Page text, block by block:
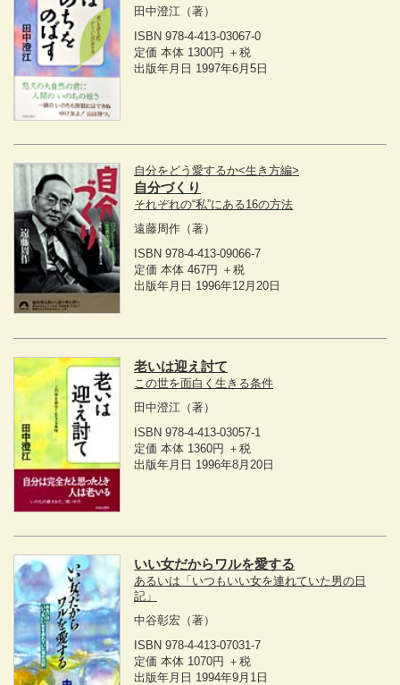
田中澄江 （著）
ISBN 978-4-413-03067-0
定価 本体 1300円 ＋税
出版年月日 1997年6月5日
自分をどう愛するか<生き方編>
自分づくり
それぞれの“私”にある16の方法
遠藤周作 （著）
ISBN 978-4-413-09066-7
定価 本体 467円 ＋税
出版年月日 1996年12月20日
老いは迎え討て
この世を面白く生きる条件
田中澄江 （著）
ISBN 978-4-413-03057-1
定価 本体 1360円 ＋税
出版年月日 1996年8月20日
いい女だからワルを愛する
あるいは「いつもいい女を連れていた男の日
記」
中谷彰宏 （著）
ISBN 978-4-413-07031-7
定価 本体 1070円 ＋税
出版年月日 1994年9月1日